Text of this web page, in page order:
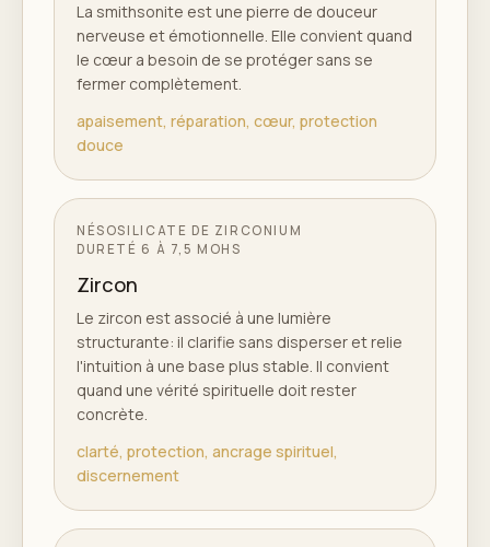
La smithsonite est une pierre de douceur
nerveuse et émotionnelle. Elle convient quand
le cœur a besoin de se protéger sans se
fermer complètement.
apaisement, réparation, cœur, protection
douce
NÉSOSILICATE DE ZIRCONIUM
DURETÉ 6 À 7,5 MOHS
Zircon
Le zircon est associé à une lumière
structurante: il clarifie sans disperser et relie
l'intuition à une base plus stable. Il convient
quand une vérité spirituelle doit rester
concrète.
clarté, protection, ancrage spirituel,
discernement